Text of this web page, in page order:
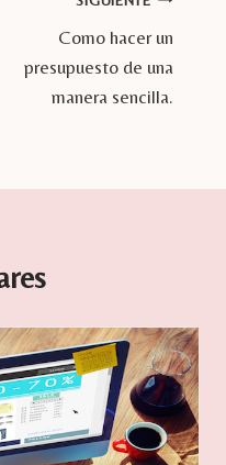
Como hacer un
presupuesto de una
manera sencilla.